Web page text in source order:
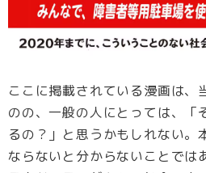
ここに掲載されている漫画は、
のの、一般の人にとっては、「
るの？」と思うかもしれない。
ならないと分からないことでは